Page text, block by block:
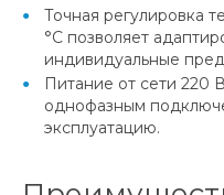
Точная регулировка
°С позволяет
индивидуальные
Питание от сети 220
однофазным
эксплуатацию.